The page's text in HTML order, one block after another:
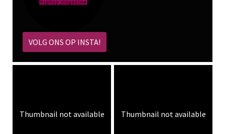
VOLG ONS OP INSTA!
Thumbnail not available Thumbnail not available